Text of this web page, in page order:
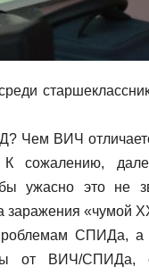
Чем ВИЧ
К сожалению,
ужасно это не
заражения «чумой
СПИДа,
от ВИЧ/СПИДа,